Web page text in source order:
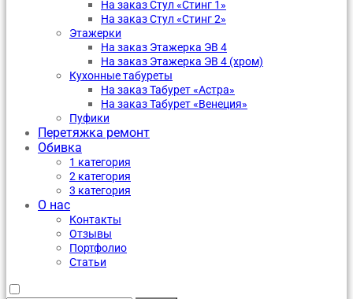
На заказ Стул «Стинг 1»
На заказ Стул «Стинг 2»
Этажерки
На заказ Этажерка ЭВ 4
На заказ Этажерка ЭВ 4 (хром)
Кухонные табуреты
На заказ Табурет «Астра»
На заказ Табурет «Венеция»
Пуфики
Перетяжка ремонт
Обивка
1 категория
2 категория
3 категория
О нас
Контакты
Отзывы
Портфолио
Статьи